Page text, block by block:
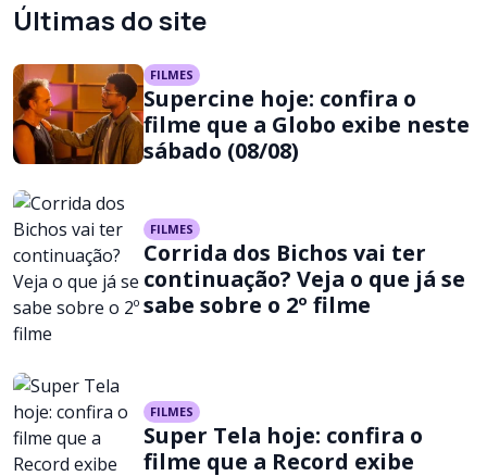
Últimas do site
FILMES
Supercine hoje: confira o
filme que a Globo exibe neste
sábado (08/08)
FILMES
Corrida dos Bichos vai ter
continuação? Veja o que já se
sabe sobre o 2º filme
FILMES
Super Tela hoje: confira o
filme que a Record exibe